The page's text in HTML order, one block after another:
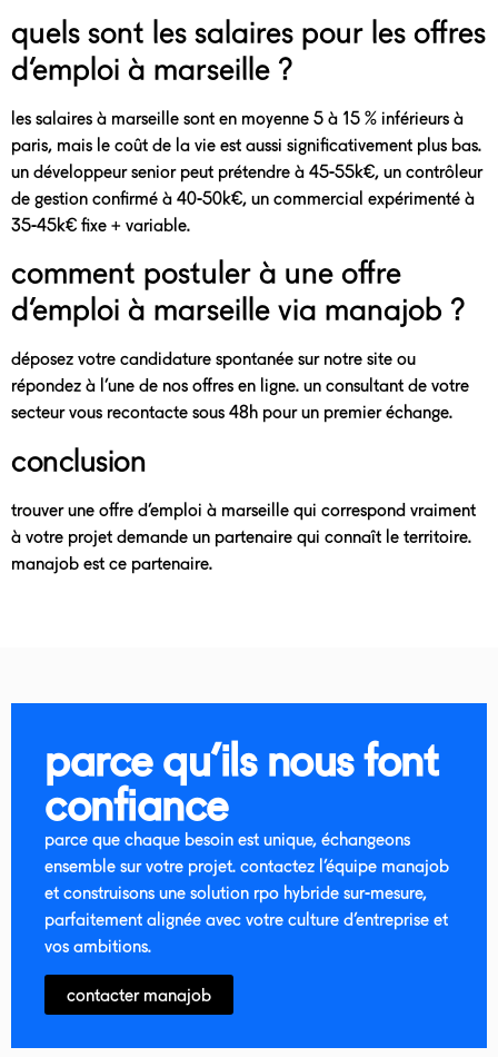
quels sont les salaires pour les offres
d’emploi à marseille ?
les salaires à marseille sont en moyenne 5 à 15 % inférieurs à
paris, mais le coût de la vie est aussi significativement plus bas.
un développeur senior peut prétendre à 45-55k€, un contrôleur
de gestion confirmé à 40-50k€, un commercial expérimenté à
35-45k€ fixe + variable.
comment postuler à une offre
d’emploi à marseille via manajob ?
déposez votre candidature spontanée sur notre site ou
répondez à l’une de nos offres en ligne. un consultant de votre
secteur vous recontacte sous 48h pour un premier échange.
conclusion
trouver une offre d’emploi à marseille qui correspond vraiment
à votre projet demande un partenaire qui connaît le territoire.
manajob est ce partenaire.
parce qu’ils nous font
confiance
parce que chaque besoin est unique, échangeons
ensemble sur votre projet. contactez l’équipe manajob
et construisons une solution rpo hybride sur-mesure,
parfaitement alignée avec votre culture d’entreprise et
vos ambitions.
contacter manajob